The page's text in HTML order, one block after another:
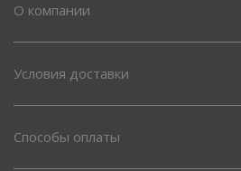
О компании
Условия доставки
Способы оплаты